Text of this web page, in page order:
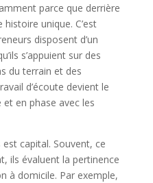
parce que derrière
unique. C’est
disposent d’un
s’appuient sur des
du terrain et des
d’écoute devient le
et en phase avec les
capital. Souvent, ce
ils évaluent la pertinence
à domicile. Par exemple,